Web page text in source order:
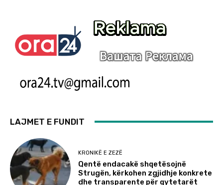
LAJMET E FUNDIT
KRONIKË E ZEZË
Qentë endacakë shqetësojnë
Strugën, kërkohen zgjidhje konkrete
dhe transparente për qytetarët